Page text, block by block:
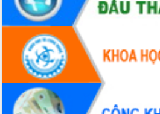
Ứng dụng sinh trắc học - Bước tiến
trong hành trình chuyển đổi số tại Đắk
Đắk Lắk nâng cao hiệu quả công tác
Đảng từ Sổ tay đảng viên điện tử
Đắk Lắk đẩy mạnh nuôi biển công
nghệ, hướng tới phát triển thủy sản
bền vững